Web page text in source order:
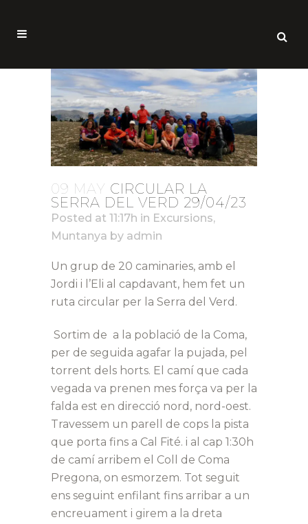
09 MAY CIRCULAR LA
SERRA DEL VERD 29/04/23
Posted at 11:17h in Excursions,
Muntanya by admin
Un grup de 20 caminaries, amb el
Jordi i l’Eli al capdavant, hem fet un
ruta circular per la Serra del Verd.
Sortim de a la població de la Coma,
per de seguida agafar la pujada, pel
torrent dels horts. El camí que cada
vegada va prenen mes força va per la
falda est en direcció nord, nord-oest.
Travessem un parell de cops la pista
que porta fins a Cal Fité. i al cap 1:30h
de camí arribem el Coll de Coma
Pregona, on esmorzem. Tot seguit
ens seguint enfilant fins arribar a un
encreuament i girem a la dreta